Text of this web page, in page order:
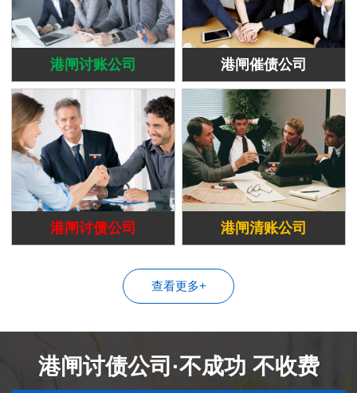
港闸讨账公司 港闸催债公司
港闸讨债公司 港闸清账公司
查看更多+
港闸讨债公司·不成功 不收费